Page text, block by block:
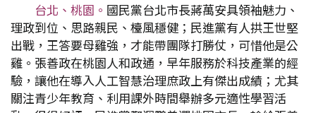
台北、桃園。 國民黨台北市長蔣萬安具領袖魅力、
理政到位、思路親民、檯風穩健；民進黨有人拱王世堅
出戰，王答要母雞強，才能帶團隊打勝仗，可惜他是公
雞。張善政在桃園人和政通，早年服務於科技產業的經
驗，讓他在導入人工智慧治理庶政上有傑出成績；尤其
關注青少年教育、利用課外時間舉辦多元適性學習活